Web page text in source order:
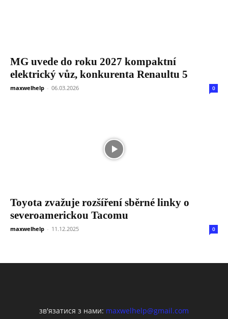
MG uvede do roku 2027 kompaktní
elektrický vůz, konkurenta Renaultu 5
maxwelhelp - 06.03.2026 0
Toyota zvažuje rozšíření sběrné linky o
severoamerickou Tacomu
maxwelhelp - 11.12.2025 0
зв'язатися з нами: maxwelhelp@gmail.com